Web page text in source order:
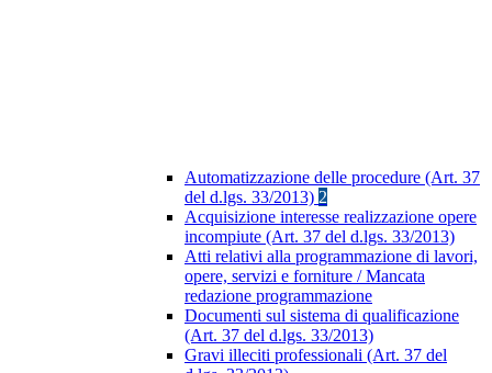
Automatizzazione delle procedure (Art. 37
del d.lgs. 33/2013) 2
Acquisizione interesse realizzazione opere
incompiute (Art. 37 del d.lgs. 33/2013)
Atti relativi alla programmazione di lavori,
opere, servizi e forniture / Mancata
redazione programmazione
Documenti sul sistema di qualificazione
(Art. 37 del d.lgs. 33/2013)
Gravi illeciti professionali (Art. 37 del